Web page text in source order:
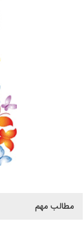
مطالب مهم